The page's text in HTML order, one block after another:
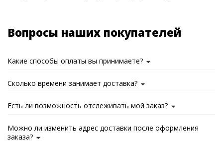
Вопросы наших покупателей
Какие способы оплаты вы принимаете?
Сколько времени занимает доставка?
Есть ли возможность отслеживать мой заказ?
Можно ли изменить адрес доставки после оформления
заказа?